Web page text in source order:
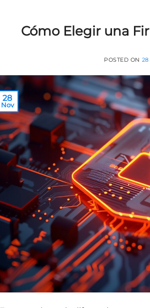
Cómo Elegir una
POSTED ON
28
Nov